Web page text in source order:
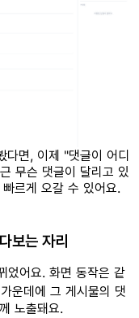
다면, 이제 "댓글이 어디
무슨 댓글이 달리고 있
르게 오갈 수 있어요.
보는 자리
었어요. 화면 동작은 같
운데에 그 게시물의 댓
노출돼요.